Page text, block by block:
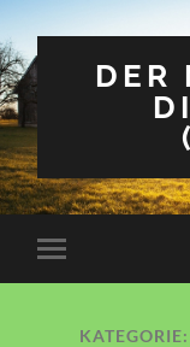
DER
Mobile-
Menü
KATEGORIE: